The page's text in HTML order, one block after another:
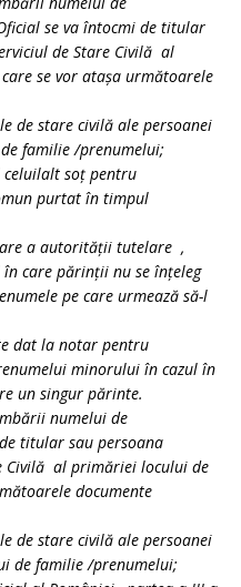
se va întocmi de titular
de Stare Civilă al
se vor ataşa următoarele
de stare civilă ale persoanei
familie /prenumelui;
soţ pentru
purtat în timpul
a autorităţii tutelare ,
care părinţii nu se înţeleg
pe care urmează să-l
dat la notar pentru
minorului în cazul în
un singur părinte.
numelui de
titular sau persoana
Civilă al primăriei locului de
documente
de stare civilă ale persoanei
de familie /prenumelui;